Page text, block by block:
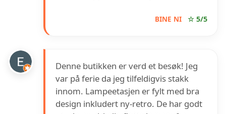
BINE NI ☆ 5/5
Denne butikken er verd et besøk! Jeg
var på ferie da jeg tilfeldigvis stakk
innom. Lampeetasjen er fylt med bra
design inkludert ny-retro. De har godt